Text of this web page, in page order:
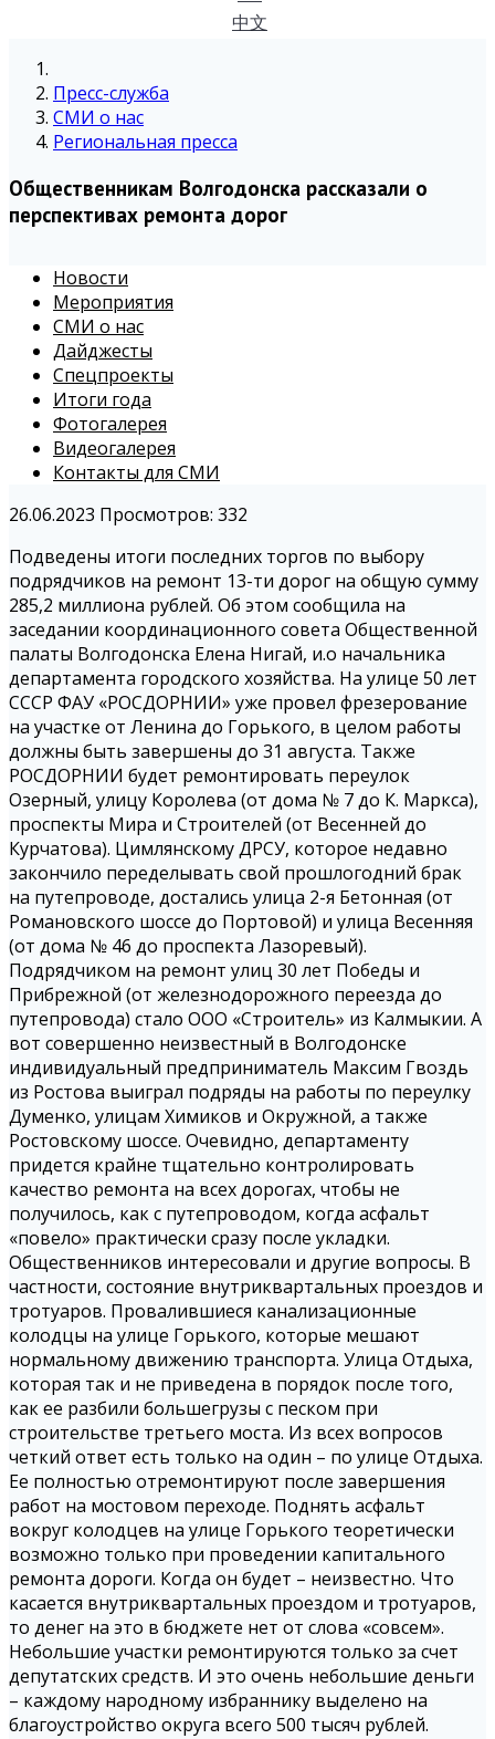
中文
Пресс-служба
СМИ о нас
Региональная пресса
Общественникам Волгодонска рассказали о
перспективах ремонта дорог
Новости
Мероприятия
СМИ о нас
Дайджесты
Спецпроекты
Итоги года
Фотогалерея
Видеогалерея
Контакты для СМИ
26.06.2023 Просмотров: 332
Подведены итоги последних торгов по выбору
подрядчиков на ремонт 13-ти дорог на общую сумму
285,2 миллиона рублей. Об этом сообщила на
заседании координационного совета Общественной
палаты Волгодонска Елена Нигай, и.о начальника
департамента городского хозяйства. На улице 50 лет
СССР ФАУ «РОСДОРНИИ» уже провел фрезерование
на участке от Ленина до Горького, в целом работы
должны быть завершены до 31 августа. Также
РОСДОРНИИ будет ремонтировать переулок
Озерный, улицу Королева (от дома № 7 до К. Маркса),
проспекты Мира и Строителей (от Весенней до
Курчатова). Цимлянскому ДРСУ, которое недавно
закончило переделывать свой прошлогодний брак
на путепроводе, достались улица 2-я Бетонная (от
Романовского шоссе до Портовой) и улица Весенняя
(от дома № 46 до проспекта Лазоревый).
Подрядчиком на ремонт улиц 30 лет Победы и
Прибрежной (от железнодорожного переезда до
путепровода) стало ООО «Строитель» из Калмыкии. А
вот совершенно неизвестный в Волгодонске
индивидуальный предприниматель Максим Гвоздь
из Ростова выиграл подряды на работы по переулку
Думенко, улицам Химиков и Окружной, а также
Ростовскому шоссе. Очевидно, департаменту
придется крайне тщательно контролировать
качество ремонта на всех дорогах, чтобы не
получилось, как с путепроводом, когда асфальт
«повело» практически сразу после укладки.
Общественников интересовали и другие вопросы. В
частности, состояние внутриквартальных проездов и
тротуаров. Провалившиеся канализационные
колодцы на улице Горького, которые мешают
нормальному движению транспорта. Улица Отдыха,
которая так и не приведена в порядок после того,
как ее разбили большегрузы с песком при
строительстве третьего моста. Из всех вопросов
четкий ответ есть только на один – по улице Отдыха.
Ее полностью отремонтируют после завершения
работ на мостовом переходе. Поднять асфальт
вокруг колодцев на улице Горького теоретически
возможно только при проведении капитального
ремонта дороги. Когда он будет – неизвестно. Что
касается внутриквартальных проездом и тротуаров,
то денег на это в бюджете нет от слова «совсем».
Небольшие участки ремонтируются только за счет
депутатских средств. И это очень небольшие деньги
– каждому народному избраннику выделено на
благоустройство округа всего 500 тысяч рублей.